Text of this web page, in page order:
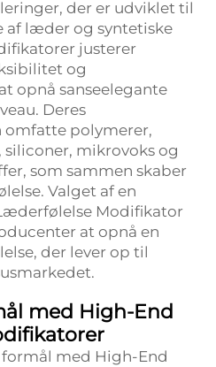
der er udviklet til
af læder og syntetiske
justerer
og
opnå sanseelegante
Deres
polymerer,
mikrovoks og
som sammen skaber
Valget af en
Modifikator
at opnå en
der lever op til
med High-End
med High-End